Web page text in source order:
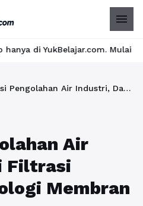
menu
Mulai langkah
Inovasi Pengolahan Air Industri, Dari Filtrasi Hingga Teknologi Membran
Air
Filtrasi
Membran